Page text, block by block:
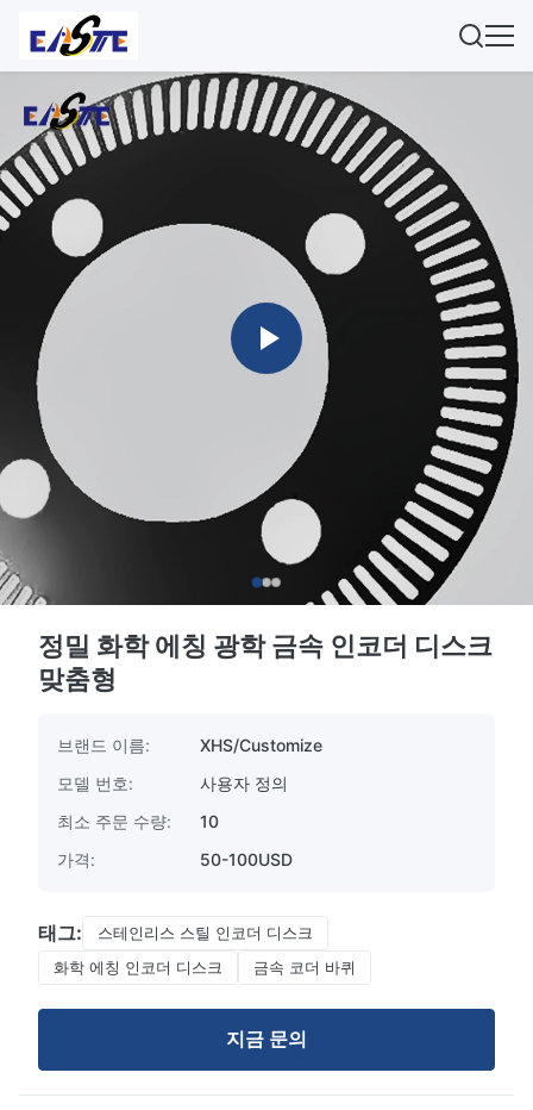
정밀 화학 에칭 광학 금속 인코더 디스크
맞춤형
브랜드 이름:
XHS/Customize
모델 번호:
사용자 정의
최소 주문 수량:
10
가격:
50-100USD
태그:
스테인리스 스틸 인코더 디스크
화학 에칭 인코더 디스크
금속 코더 바퀴
지금 문의